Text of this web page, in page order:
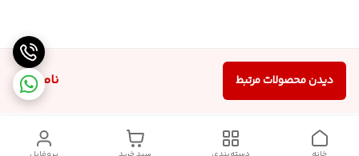
ناموجود دیدن محصولات مرتبط